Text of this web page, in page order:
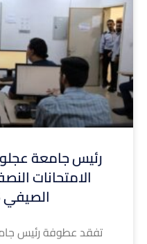
رئيس جامعة
الامتحانات
الصيفي 2026/2025
تفقد عطوفة رئيس